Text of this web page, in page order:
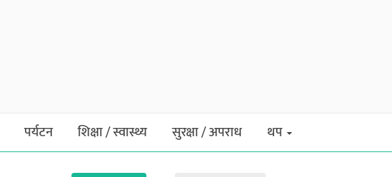
पर्यटन शिक्षा / स्वास्थ्य सुरक्षा / अपराध थप